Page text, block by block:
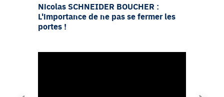
Nicolas SCHNEIDER BOUCHER :
L'importance de ne pas se fermer les
portes !